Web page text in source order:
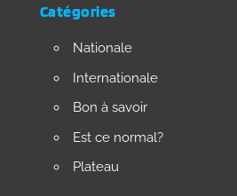
Catégories
Nationale
Internationale
Bon à savoir
Est ce normal?
Plateau